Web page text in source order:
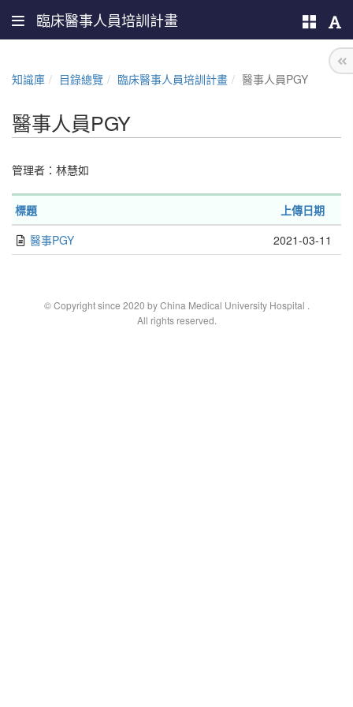
臨床醫事人員培訓計畫
知識庫 目錄總覽 臨床醫事人員培訓計畫 醫事人員PGY
醫事人員PGY
管理者： 林慧如
標題
上傳日期
醫事PGY
2021-03-11
© Copyright since 2020 by China Medical University Hospital .
All rights reserved.